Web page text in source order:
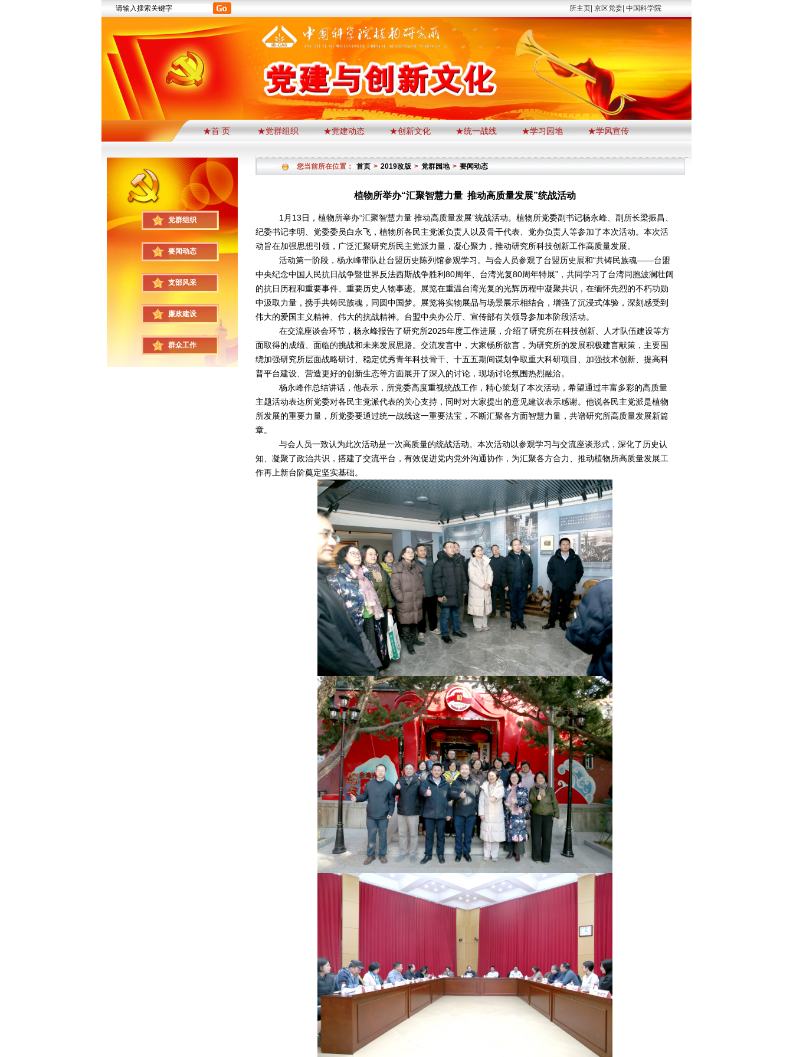
所主页| 京区党委| 中国科学院
★首 页 ★党群组织 ★党建动态 ★创新文化 ★统一战线 ★学习园地 ★学风宣传
党群组织
要闻动态
支部风采
廉政建设
群众工作
您当前所在位置： 首页 > 2019改版 > 党群园地 > 要闻动态
植物所举办“汇聚智慧力量 推动高质量发展”统战活动
1月13日，植物所举办“汇聚智慧力量 推动高质量发展”统战活动。植物所党委副书记杨永峰、副所长梁振昌、
纪委书记李明、党委委员白永飞，植物所各民主党派负责人以及骨干代表、党办负责人等参加了本次活动。本次活
动旨在加强思想引领，广泛汇聚研究所民主党派力量，凝心聚力，推动研究所科技创新工作高质量发展。
活动第一阶段，杨永峰带队赴台盟历史陈列馆参观学习。与会人员参观了台盟历史展和“共铸民族魂——台盟
中央纪念中国人民抗日战争暨世界反法西斯战争胜利80周年、台湾光复80周年特展”，共同学习了台湾同胞波澜壮阔
的抗日历程和重要事件、重要历史人物事迹。展览在重温台湾光复的光辉历程中凝聚共识，在缅怀先烈的不朽功勋
中汲取力量，携手共铸民族魂，同圆中国梦。展览将实物展品与场景展示相结合，增强了沉浸式体验，深刻感受到
伟大的爱国主义精神、伟大的抗战精神。台盟中央办公厅、宣传部有关领导参加本阶段活动。
在交流座谈会环节，杨永峰报告了研究所2025年度工作进展，介绍了研究所在科技创新、人才队伍建设等方
面取得的成绩、面临的挑战和未来发展思路。交流发言中，大家畅所欲言，为研究所的发展积极建言献策，主要围
绕加强研究所层面战略研讨、稳定优秀青年科技骨干、十五五期间谋划争取重大科研项目、加强技术创新、提高科
普平台建设、营造更好的创新生态等方面展开了深入的讨论，现场讨论氛围热烈融洽。
杨永峰作总结讲话，他表示，所党委高度重视统战工作，精心策划了本次活动，希望通过丰富多彩的高质量
主题活动表达所党委对各民主党派代表的关心支持，同时对大家提出的意见建议表示感谢。他说各民主党派是植物
所发展的重要力量，所党委要通过统一战线这一重要法宝，不断汇聚各方面智慧力量，共谱研究所高质量发展新篇
章。
与会人员一致认为此次活动是一次高质量的统战活动。本次活动以参观学习与交流座谈形式，深化了历史认
知、凝聚了政治共识，搭建了交流平台，有效促进党内党外沟通协作，为汇聚各方合力、推动植物所高质量发展工
作再上新台阶奠定坚实基础。